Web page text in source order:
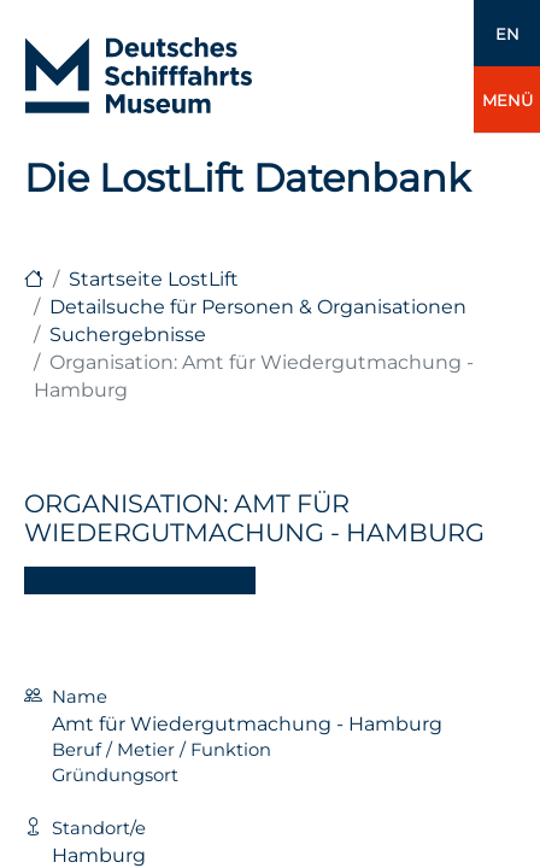
EN
MENÜ
Die LostLift Datenbank
Startseite LostLift
Detailsuche für Personen & Organisationen
Suchergebnisse
Organisation: Amt für Wiedergutmachung -
Hamburg
ORGANISATION: AMT FÜR
WIEDERGUTMACHUNG - HAMBURG
Name
Amt für Wiedergutmachung - Hamburg
Beruf / Metier / Funktion
Gründungsort
Standort/e
Hamburg